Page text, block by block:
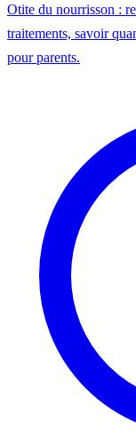
Otite du nourrisson :
traitements, savoir
pour parents.